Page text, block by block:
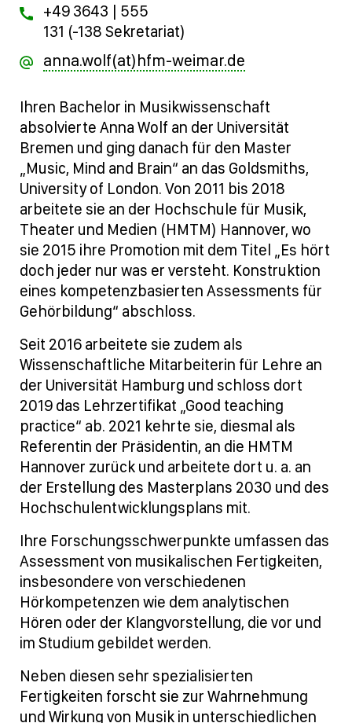
+49 3643 | 555
131 (-138 Sekretariat)
anna.wolf(at)hfm-weimar.de
Ihren Bachelor in Musikwissenschaft
absolvierte Anna Wolf an der Universität
Bremen und ging danach für den Master
„Music, Mind and Brain“ an das Goldsmiths,
University of London. Von 2011 bis 2018
arbeitete sie an der Hochschule für Musik,
Theater und Medien (HMTM) Hannover, wo
sie 2015 ihre Promotion mit dem Titel „Es hört
doch jeder nur was er versteht. Konstruktion
eines kompetenzbasierten Assessments für
Gehörbildung“ abschloss.
Seit 2016 arbeitete sie zudem als
Wissenschaftliche Mitarbeiterin für Lehre an
der Universität Hamburg und schloss dort
2019 das Lehrzertifikat „Good teaching
practice“ ab. 2021 kehrte sie, diesmal als
Referentin der Präsidentin, an die HMTM
Hannover zurück und arbeitete dort u. a. an
der Erstellung des Masterplans 2030 und des
Hochschulentwicklungsplans mit.
Ihre Forschungsschwerpunkte umfassen das
Assessment von musikalischen Fertigkeiten,
insbesondere von verschiedenen
Hörkompetenzen wie dem analytischen
Hören oder der Klangvorstellung, die vor und
im Studium gebildet werden.
Neben diesen sehr spezialisierten
Fertigkeiten forscht sie zur Wahrnehmung
und Wirkung von Musik in unterschiedlichen